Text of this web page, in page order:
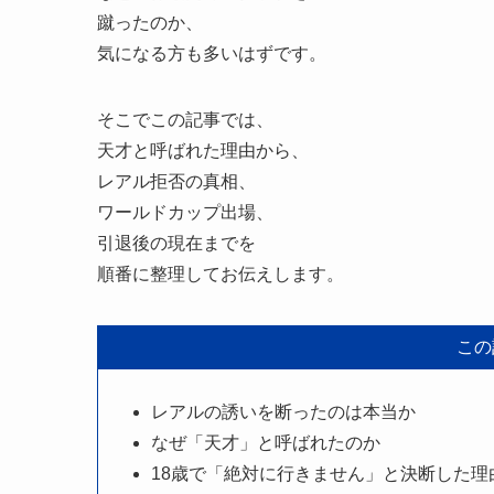
蹴ったのか、
気になる方も多いはずです。
そこでこの記事では、
天才と呼ばれた理由から、
レアル拒否の真相、
ワールドカップ出場、
引退後の現在までを
順番に整理してお伝えします。
こ
レアルの誘いを断ったのは本当か
なぜ「天才」と呼ばれたのか
18歳で「絶対に行きません」と決断した理